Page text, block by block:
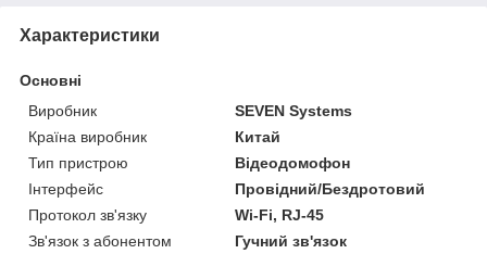
Характеристики
Основні
Виробник
SEVEN Systems
Країна виробник
Китай
Тип пристрою
Відеодомофон
Інтерфейс
Провідний/Бездротовий
Протокол зв'язку
Wi-Fi, RJ-45
Зв'язок з абонентом
Гучний зв'язок